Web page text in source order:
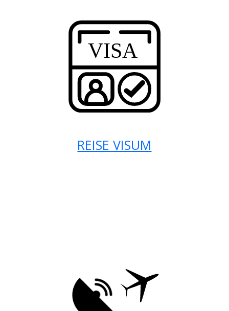
REISE VISUM